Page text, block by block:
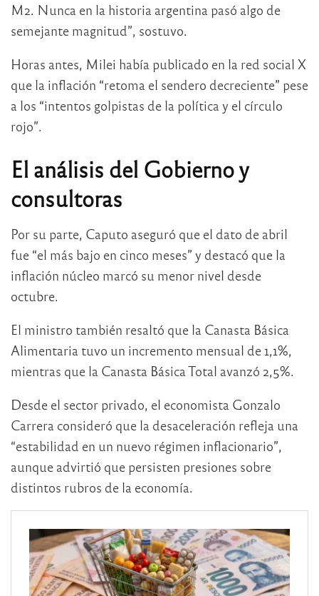
M2. Nunca en la historia argentina pasó algo de
semejante magnitud”, sostuvo.
Horas antes, Milei había publicado en la red social X
que la inflación “retoma el sendero decreciente” pese
a los “intentos golpistas de la política y el círculo
rojo”.
El análisis del Gobierno y
consultoras
Por su parte, Caputo aseguró que el dato de abril
fue “el más bajo en cinco meses” y destacó que la
inflación núcleo marcó su menor nivel desde
octubre.
El ministro también resaltó que la Canasta Básica
Alimentaria tuvo un incremento mensual de 1,1%,
mientras que la Canasta Básica Total avanzó 2,5%.
Desde el sector privado, el economista Gonzalo
Carrera consideró que la desaceleración refleja una
“estabilidad en un nuevo régimen inflacionario”,
aunque advirtió que persisten presiones sobre
distintos rubros de la economía.